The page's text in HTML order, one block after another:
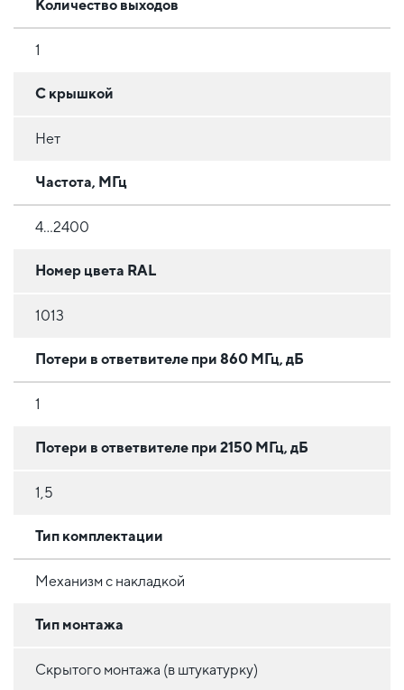
Количество выходов
1
С крышкой
Нет
Частота, МГц
4...2400
Номер цвета RAL
1013
Потери в ответвителе при 860 МГц, дБ
1
Потери в ответвителе при 2150 МГц, дБ
1,5
Тип комплектации
Механизм с накладкой
Тип монтажа
Скрытого монтажа (в штукатурку)